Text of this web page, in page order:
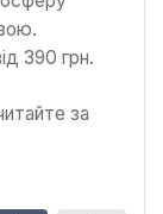
390 грн.
за